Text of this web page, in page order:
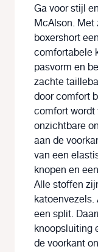
Ga voor stijl
McAlson.
boxershort
comfortabele
pasvorm en
zachte
door comfort
comfort wordt
onzichtbare
aan de
van een
knopen en
Alle stoffen
een split.
knoopsluiting
de voorkant